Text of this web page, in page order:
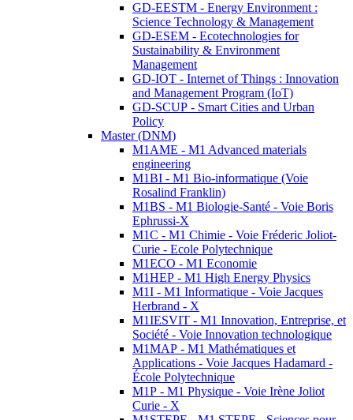
GD-EESTM - Energy Environment :
Science Technology & Management
GD-ESEM - Ecotechnologies for
Sustainability & Environment
Management
GD-IOT - Internet of Things : Innovation
and Management Program (IoT)
GD-SCUP - Smart Cities and Urban
Policy
Master (DNM)
M1AME - M1 Advanced materials
engineering
M1BI - M1 Bio-informatique (Voie
Rosalind Franklin)
M1BS - M1 Biologie-Santé - Voie Boris
Ephrussi-X
M1C - M1 Chimie - Voie Fréderic Joliot-
Curie - Ecole Polytechnique
M1ECO - M1 Economie
M1HEP - M1 High Energy Physics
M1I - M1 Informatique - Voie Jacques
Herbrand - X
M1IESVIT - M1 Innovation, Entreprise, et
Société - Voie Innovation technologique
M1MAP - M1 Mathématiques et
Applications - Voie Jacques Hadamard -
École Polytechnique
M1P - M1 Physique - Voie Irène Joliot
Curie - X